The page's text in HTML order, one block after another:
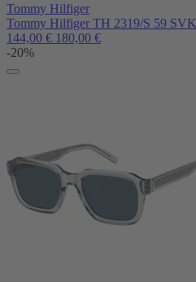
Tommy Hilfiger
Tommy Hilfiger TH 2319/S 59 SVK
144,00 € 180,00 €
-20%